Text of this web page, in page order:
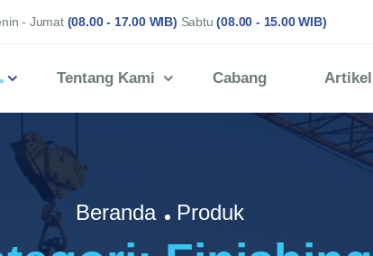
- Jumat (08.00 - 17.00 WIB) Sabtu(08.00 - 15.00 WIB)
Tentang Kami Cabang Artikel
Beranda Produk